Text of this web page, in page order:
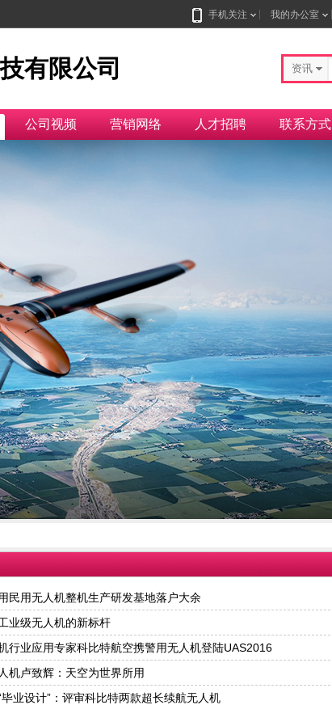
手机关注 我的办公室
有限公司 资讯
公司视频 营销网络 人才招聘 联系方式
民用无人机整机生产研发基地落户大余
业级无人机的新标杆
行业应用专家科比特航空携警用无人机登陆UAS2016
机卢致辉：天空为世界所用
毕业设计”：评审科比特两款超长续航无人机